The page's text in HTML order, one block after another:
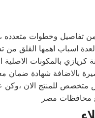
من تفاصيل وخطوات متعدده
اسباب اهمها القلق من
بالمكونات الاصلية
متخصص للمنتج الان